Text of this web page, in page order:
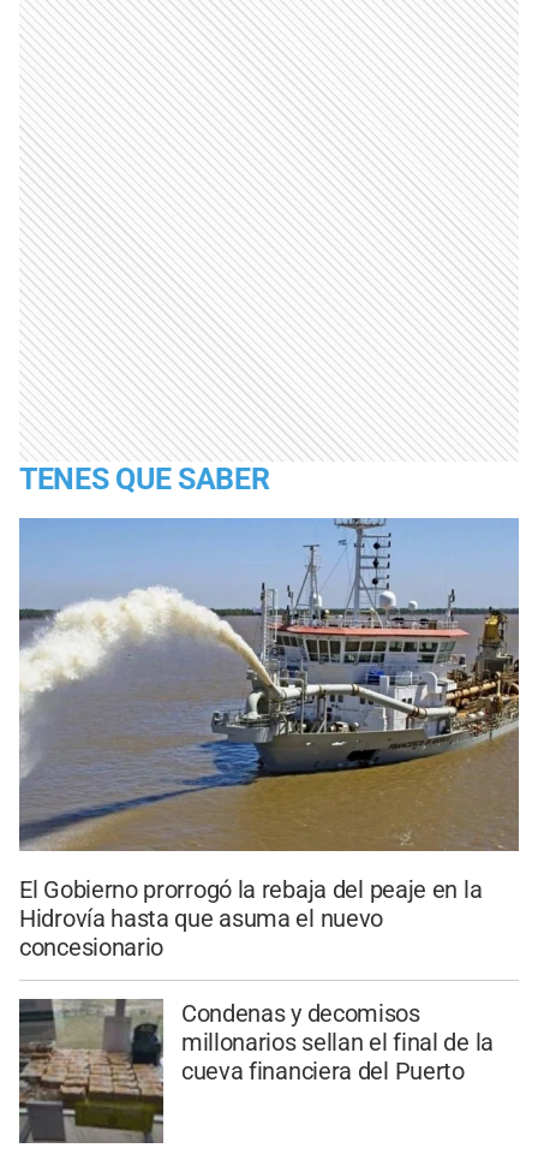
TENES QUE SABER
El Gobierno prorrogó la rebaja del peaje en la
Hidrovía hasta que asuma el nuevo
concesionario
Condenas y decomisos
millonarios sellan el final de la
cueva financiera del Puerto